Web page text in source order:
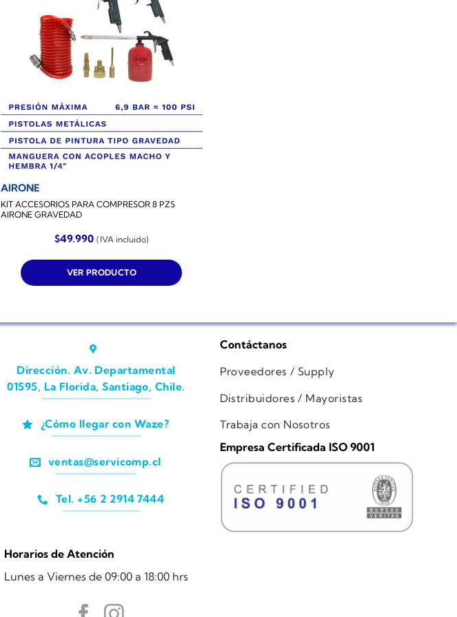
AIRONE
KIT ACCESORIOS PARA COMPRESOR 8 PZS
AIRONE GRAVEDAD
$49.990 (IVA incluido)
VER PRODUCTO
Dirección. Av. Departamental
01595, La Florida, Santiago, Chile.
¿Cómo llegar con Waze?
ventas@servicomp.cl
Tel. +56 2 2914 7444
Horarios de Atención
Lunes a Viernes de 09:00 a 18:00 hrs
Contáctanos
Proveedores / Supply
Distribuidores / Mayoristas
Trabaja con Nosotros
Empresa Certificada ISO 9001